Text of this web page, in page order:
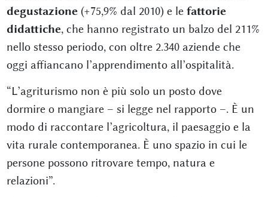
degustazione(+75,9% dal 2010) e le fattorie
didattiche, che hanno registrato un balzo del 211%
nello stesso periodo, con oltre 2.340 aziende che
oggi affiancano l’apprendimento all’ospitalità.
“L’agriturismo non è più solo un posto dove
dormire o mangiare – si legge nel rapporto –. È un
modo di raccontare l’agricoltura, il paesaggio e la
vita rurale contemporanea. È uno spazio in cui le
persone possono ritrovare tempo, natura e
relazioni”.